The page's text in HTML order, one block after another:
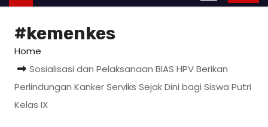
#kemenkes
Home
Sosialisasi dan Pelaksanaan BIAS HPV Berikan
Perlindungan Kanker Serviks Sejak Dini bagi Siswa Putri
Kelas IX